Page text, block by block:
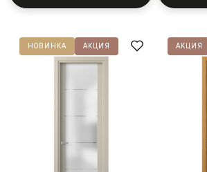
НОВИНКА АКЦИЯ АКЦИЯ